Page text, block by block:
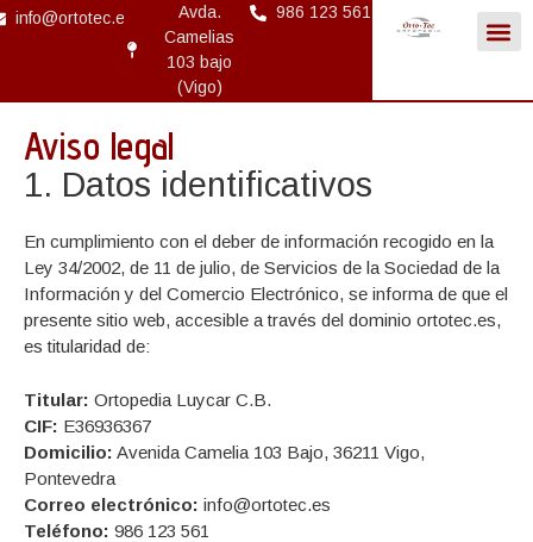
info@ortotec.es
Avda.
Camelias
103 bajo
(Vigo)
986 123 561
Aviso legal
1. Datos identificativos
En cumplimiento con el deber de información recogido en la
Ley 34/2002, de 11 de julio, de Servicios de la Sociedad de la
Información y del Comercio Electrónico, se informa de que el
presente sitio web, accesible a través del dominio ortotec.es,
es titularidad de:
Titular: Ortopedia Luycar C.B.
CIF: E36936367
Domicilio: Avenida Camelia 103 Bajo, 36211 Vigo,
Pontevedra
Correo electrónico: info@ortotec.es
Teléfono: 986 123 561